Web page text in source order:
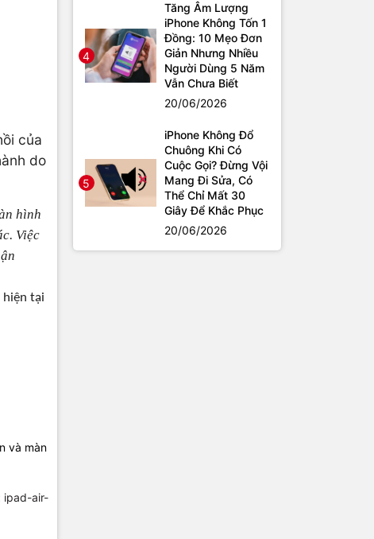
của
do
hình
Việc
hiện tại
và màn
ipad-air-
4
Tăng Âm Lượng
iPhone Không Tốn 1
Đồng: 10 Mẹo Đơn
Giản Nhưng Nhiều
Người Dùng 5 Năm
Vẫn Chưa Biết
20/06/2026
5
iPhone Không Đổ
Chuông Khi Có
Cuộc Gọi? Đừng Vội
Mang Đi Sửa, Có
Thể Chỉ Mất 30
Giây Để Khắc Phục
20/06/2026